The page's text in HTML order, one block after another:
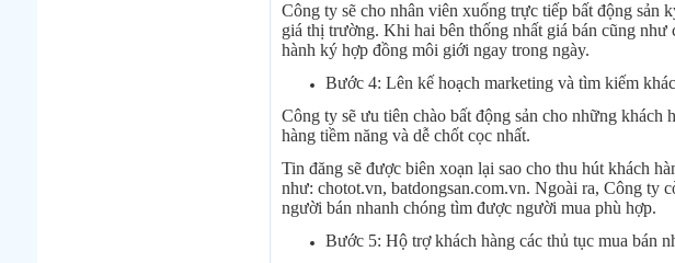
Công ty sẽ cho nhân viên xuống trực tiếp bất động sản
giá thị trường. Khi hai bên thống nhất giá bán cũng
hành ký hợp đồng môi giới ngay trong ngày.
Bước 4: Lên kế hoạch marketing và tìm kiếm
Công ty sẽ ưu tiên chào bất động sản cho những
hàng tiềm năng và dễ chốt cọc nhất.
Tin đăng sẽ được biên xoạn lại sao cho thu hút khách
như: chotot.vn, batdongsan.com.vn. Ngoài ra, Công ty
người bán nhanh chóng tìm được người mua phù hợp.
Bước 5: Hộ trợ khách hàng các thủ tục mua bán